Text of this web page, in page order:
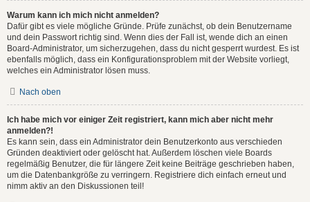
Warum kann ich mich nicht anmelden?
Dafür gibt es viele mögliche Gründe. Prüfe zunächst, ob dein Benutzername
und dein Passwort richtig sind. Wenn dies der Fall ist, wende dich an einen
Board-Administrator, um sicherzugehen, dass du nicht gesperrt wurdest. Es ist
ebenfalls möglich, dass ein Konfigurationsproblem mit der Website vorliegt,
welches ein Administrator lösen muss.
Nach oben
Ich habe mich vor einiger Zeit registriert, kann mich aber nicht mehr
anmelden?!
Es kann sein, dass ein Administrator dein Benutzerkonto aus verschieden
Gründen deaktiviert oder gelöscht hat. Außerdem löschen viele Boards
regelmäßig Benutzer, die für längere Zeit keine Beiträge geschrieben haben,
um die Datenbankgröße zu verringern. Registriere dich einfach erneut und
nimm aktiv an den Diskussionen teil!